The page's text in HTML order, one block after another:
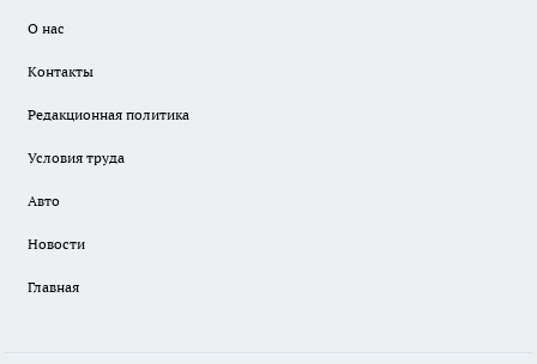
О нас
Контакты
Редакционная политика
Условия труда
Авто
Новости
Главная